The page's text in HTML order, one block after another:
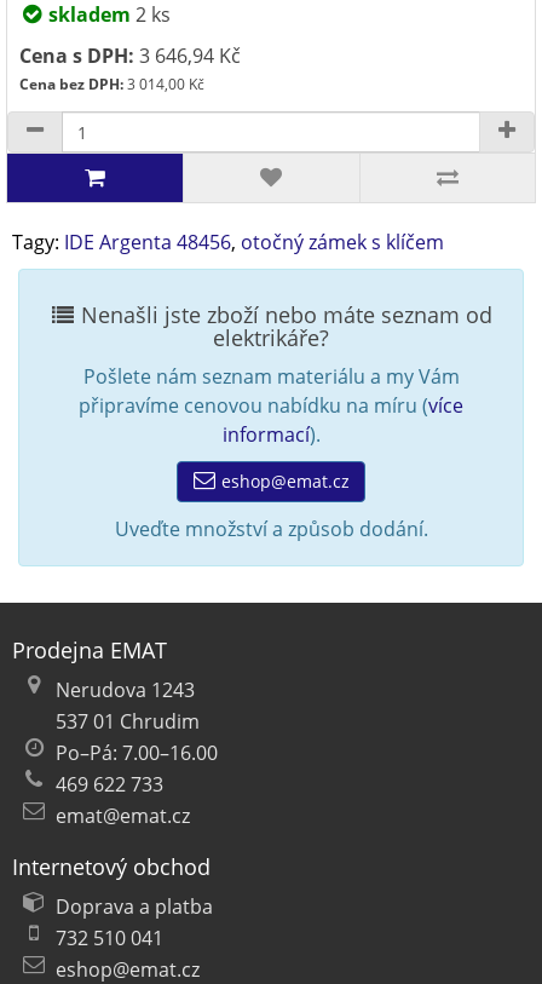
skladem 2 ks
Cena s DPH: 3 646,94 Kč
Cena bez DPH:3 014,00 Kč
Tagy: IDE Argenta 48456, otočný zámek s klíčem
Nenašli jste zboží nebo máte seznam od
elektrikáře?
Pošlete nám seznam materiálu a my Vám
připravíme cenovou nabídku na míru (více
informací).
eshop@emat.cz
Uveďte množství a způsob dodání.
Prodejna EMAT
Nerudova 1243
537 01 Chrudim
Po–Pá: 7.00–16.00
469 622 733
emat@emat.cz
Internetový obchod
Doprava a platba
732 510 041
eshop@emat.cz